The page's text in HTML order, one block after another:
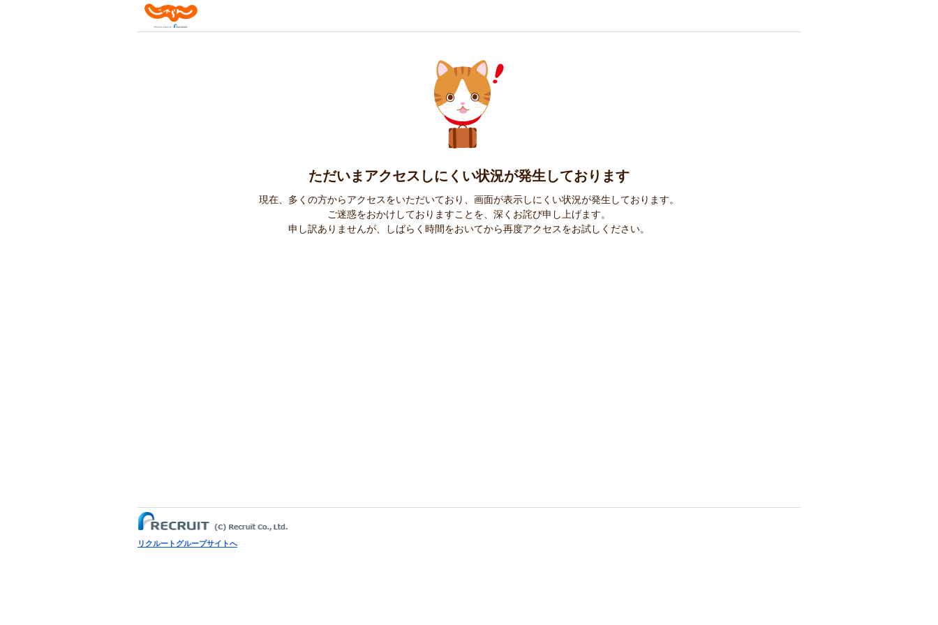
ただいまアクセスしにくい状況が発生しております
現在、多くの方からアクセスをいただいており、 画面が表示しにくい状況が発生しております。
ご迷惑をおかけしておりますことを、深くお詫び申し上げます。
申し訳ありませんが、しばらく時間をおいてから再度アクセスをお試しください。
リクルートグループサイトへ